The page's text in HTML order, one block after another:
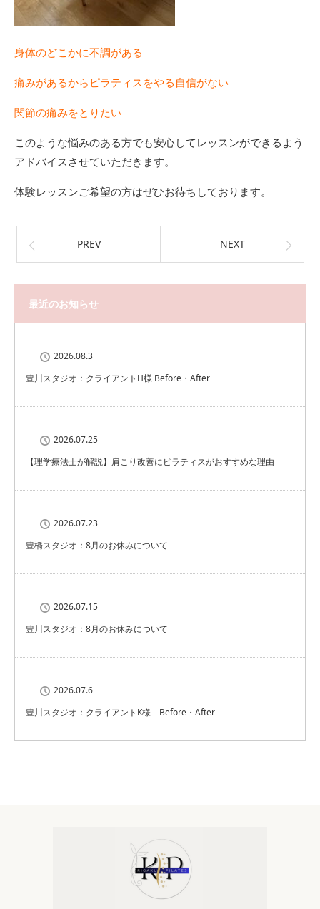
身体のどこかに不調がある
痛みがあるからピラティスをやる自信がない
関節の痛みをとりたい
このような悩みのある方でも安心してレッスンができるよう
アドバイスさせていただきます。
体験レッスンご希望の方はぜひお待ちしております。
PREV NEXT
最近のお知らせ
2026.08.3
豊川スタジオ：クライアントH様 Before・After
2026.07.25
【理学療法士が解説】肩こり改善にピラティスがおすすめな理由
2026.07.23
豊橋スタジオ：8月のお休みについて
2026.07.15
豊川スタジオ：8月のお休みについて
2026.07.6
豊川スタジオ：クライアントK様 Before・After